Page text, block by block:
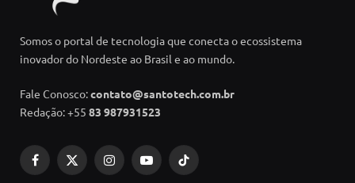
Somos o portal de tecnologia que conecta o ecossistema
inovador do Nordeste ao Brasil e ao mundo.
Fale Conosco:contato@santotech.com.br
Redação: +55 83 987931523
Facebook
X
InstagramYouTubeTikTok